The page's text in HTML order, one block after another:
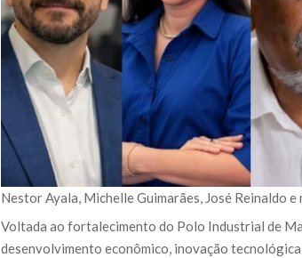
Nestor Ayala, Michelle Guimarães, José Reinaldo
Voltada ao fortalecimento do Polo Industrial de
desenvolvimento econômico, inovação